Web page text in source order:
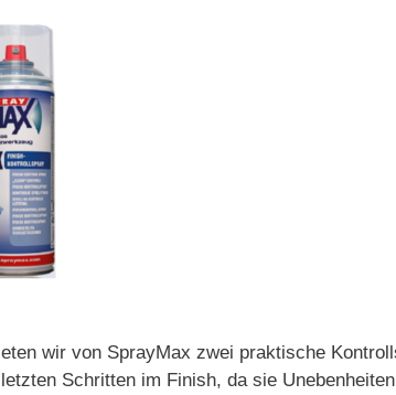
wir von SprayMax zwei praktische
Schritten im Finish, da sie